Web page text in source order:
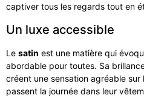
captiver tous les regards tout en
Un luxe accessible
Le satin est une matière qui
abordable pour toutes. Sa
créent une sensation agréable
passent la journée dans leur